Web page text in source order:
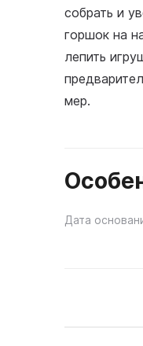
собрать и
горшок на
лепить
мер.
Дата